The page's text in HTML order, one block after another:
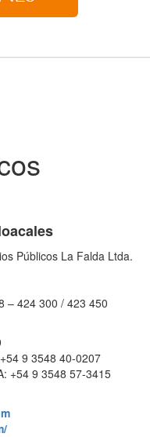
Públicos La Falda Ltda.
– 424 300 / 423 450
9 3548 40-0207
+54 9 3548 57-3415